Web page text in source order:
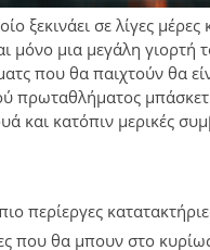
ξεκινάει σε λίγες
μια μεγάλη γιορτή
που θα παιχτούν θα
πρωταθλήματος
κατόπιν μερικές
περίεργες
που θα μπουν στο